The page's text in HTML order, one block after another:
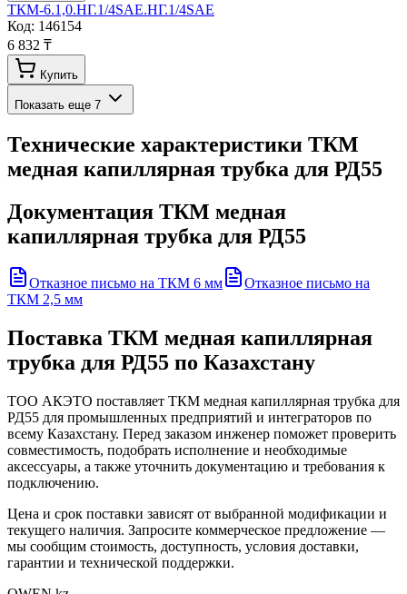
ТКМ-6.1,0.НГ.1/4SAE.НГ.1/4SAE
Код: 146154
6 832 ₸
Купить
Показать еще 7
Технические характеристики ТКМ
медная капиллярная трубка для РД55
Документация ТКМ медная
капиллярная трубка для РД55
Отказное письмо на ТКМ 6 мм
Отказное письмо на
ТКМ 2,5 мм
Поставка ТКМ медная капиллярная
трубка для РД55 по Казахстану
ТОО АКЭТО поставляет ТКМ медная капиллярная трубка для
РД55 для промышленных предприятий и интеграторов по
всему Казахстану. Перед заказом инженер поможет проверить
совместимость, подобрать исполнение и необходимые
аксессуары, а также уточнить документацию и требования к
подключению.
Цена и срок поставки зависят от выбранной модификации и
текущего наличия. Запросите коммерческое предложение —
мы сообщим стоимость, доступность, условия доставки,
гарантии и технической поддержки.